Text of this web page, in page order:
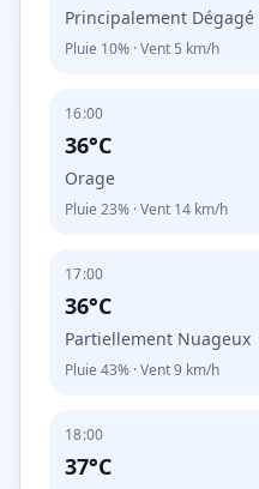
Principalement Dégagé
Pluie 10% · Vent 5 km/h
16:00
36°C
Orage
Pluie 23% · Vent 14 km/h
17:00
36°C
Partiellement Nuageux
Pluie 43% · Vent9 km/h
18:00
37°C